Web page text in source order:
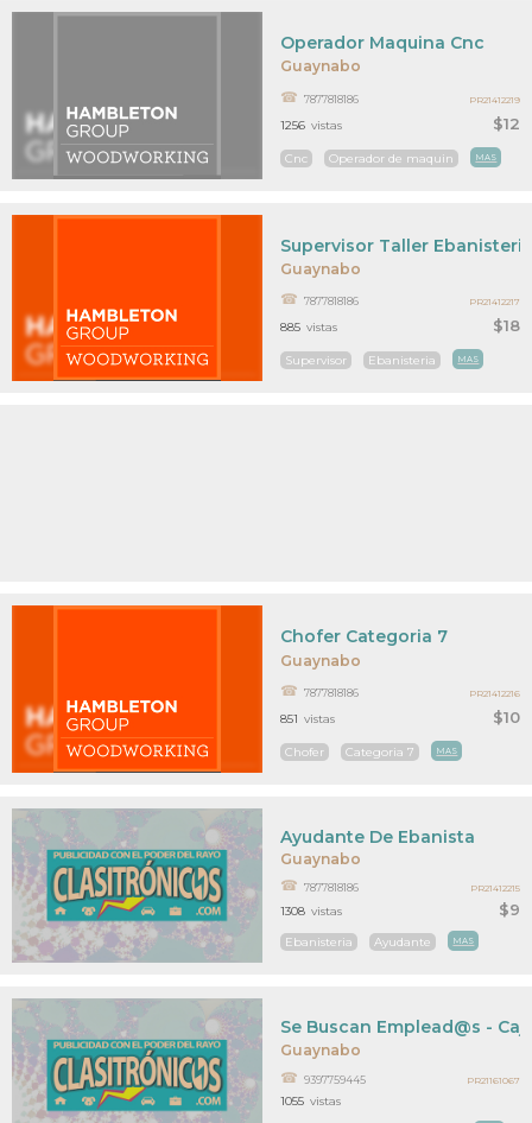
Guaynabo
$12
Operador Maquina Cnc
7877818186
Cnc Operador de maquin MAS
1256 vistas
PR21412219
Guaynabo
$18
Supervisor Taller
7877818186
Supervisor Ebanisteria MAS
885 vistas
PR21412217
Guaynabo
$10
Chofer Categoria 7
7877818186
Chofer Categoria 7 MAS
851 vistas
PR21412216
Guaynabo
$9
Ayudante De Ebanista
7877818186
Ebanisteria Ayudante MAS
1308 vistas
PR21412215
Guaynabo
Se Buscan Emplead@s -
9397759445
1055 vistas
PR21161067